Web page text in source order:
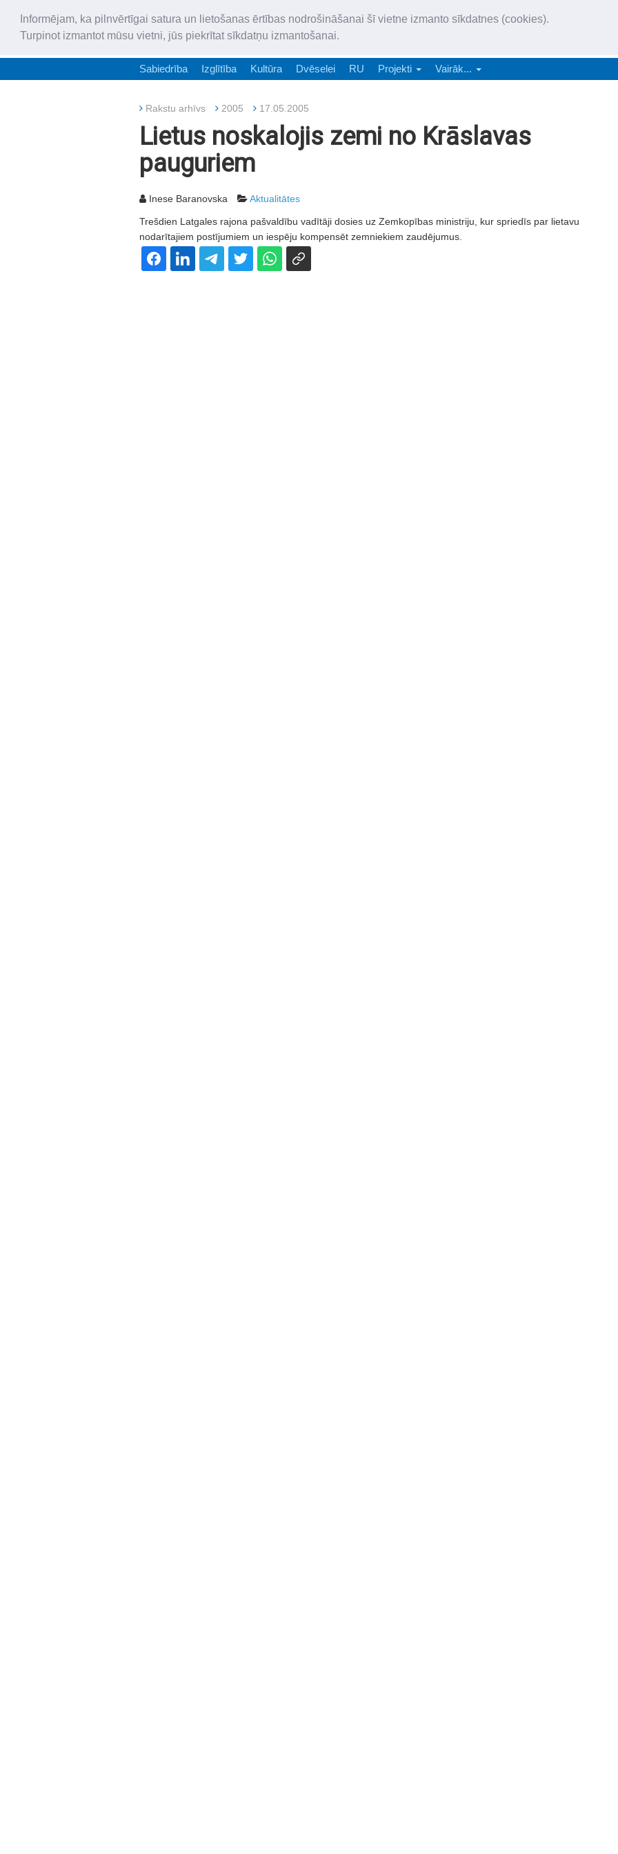
Informējam, ka pilnvērtīgai satura un lietošanas ērtības nodrošināšanai šī vietne izmanto sīkdatnes (cookies).
Turpinot izmantot mūsu vietni, jūs piekrītat sīkdatņu izmantošanai.
„Latgales Laiks” latviešu valodā aptver Daugavpils valstspilsētu,
Sabiedrība Izglītība Kultūra Dvēselei RU Projekti Vairāk...
Rakstu arhīvs 2005 17.05.2005
Lietus noskalojis zemi no Krāslavas
pauguriem
Inese Baranovska Aktualitātes
Trešdien Latgales rajona pašvaldību vadītāji dosies uz Zemkopības ministriju, kur spriedīs par lietavu
nodarītajiem postījumiem un iespēju kompensēt zemniekiem zaudējumus.